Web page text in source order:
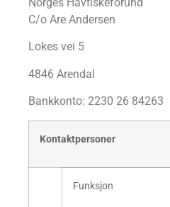
C/o Are Andersen
Lokes vei 5
4846 Arendal
Bankkonto: 2230 26 84263
Kontaktpersoner
Funksjon